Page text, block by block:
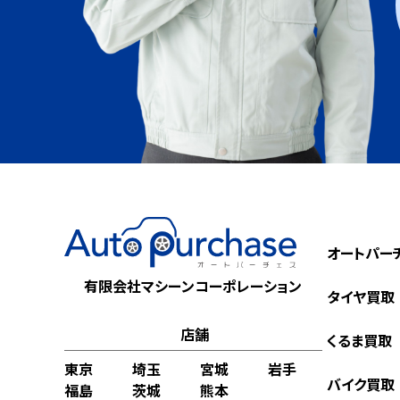
有限会社マシーンコーポレーション
店舗
東京
埼玉 宮城
岩手
福島
茨城 熊本
オートパ
タイヤ買取
くるま買取
バイク買取